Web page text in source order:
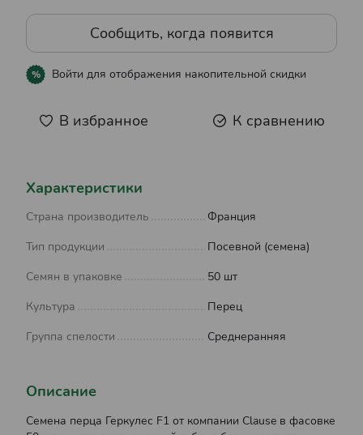
Сообщить, когда появится
% Войти для отображения накопительной скидки
В избранное К сравнению
Характеристики
Страна производитель
Франция
Тип продукции
Посевной (семена)
Семян в упаковке
50 шт
Культура
Перец
Группа спелости
Среднеранняя
Описание
Семена перца Геркулес F1 от компании Clause в фасовке